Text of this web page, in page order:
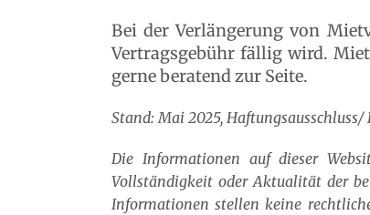
Bei der Verlängerung von
Vertragsgebühr fällig wird.
gerne beratend zur Seite.
Stand: Mai 2025, Haftungsausschluss/
Die Informationen auf dieser
Vollständigkeit oder Aktualität der
Informationen stellen keine